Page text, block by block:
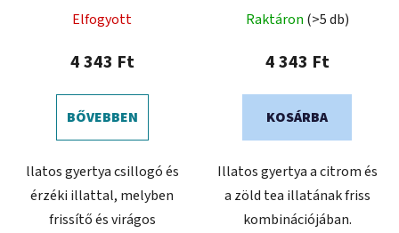
Elfogyott
4 343 Ft
BŐVEBBEN
llatos gyertya csillogó és
érzéki illattal, melyben
frissítő és virágos
Raktáron (>5 db)
4 343 Ft
KOSÁRBA
Illatos gyertya a citrom és
a zöld tea illatának friss
kombinációjában.